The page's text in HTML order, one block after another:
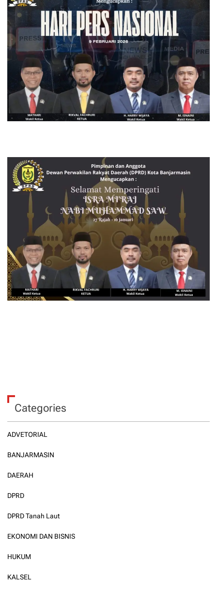
Categories
ADVETORIAL
BANJARMASIN
DAERAH
DPRD
DPRD Tanah Laut
EKONOMI DAN BISNIS
HUKUM
KALSEL